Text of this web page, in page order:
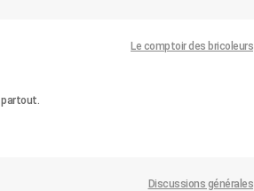
Le comptoir des bricoleurs
partout.
Discussions générales